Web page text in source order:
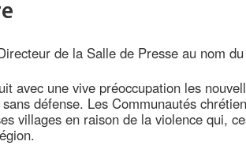
de la Salle de Presse au nom
avec une vive préoccupation les
défense. Les Communautés
villages en raison de la violence qui,